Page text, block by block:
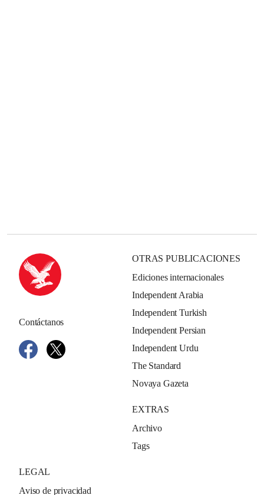
Contáctanos
OTRAS PUBLICACIONES
Ediciones internacionales
Independent Arabia
Independent Turkish
Independent Persian
Independent Urdu
The Standard
Novaya Gazeta
EXTRAS
Archivo
Tags
LEGAL
Aviso de privacidad